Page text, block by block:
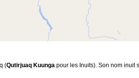
(Qutirjuaq Kuunga pour les Inuits). Son nom inuit